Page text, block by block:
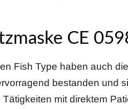
CE
Fish Type haben auch
bestanden und
mit direktem